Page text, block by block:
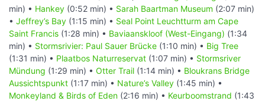
min) • Hankey (0:52 min) • Sarah Baartman Museum (2:07 min)
• Jeffrey’s Bay (1:15 min) • Seal Point Leuchtturm am Cape
Saint Francis (1:28 min) • Baviaanskloof (West-Eingang) (1:34
min) • Stormsrivier: Paul Sauer Brücke (1:10 min) • Big Tree
(1:31 min) • Plaatbos Naturreservat (1:07 min) • Stormsriver
Mündung (1:29 min) • Otter Trail (1:14 min) • Bloukrans Bridge
Aussichtspunkt (1:17 min) • Nature’s Valley (1:45 min) •
Monkeyland & Birds of Eden (2:16 min) • Keurboomstrand (1:43